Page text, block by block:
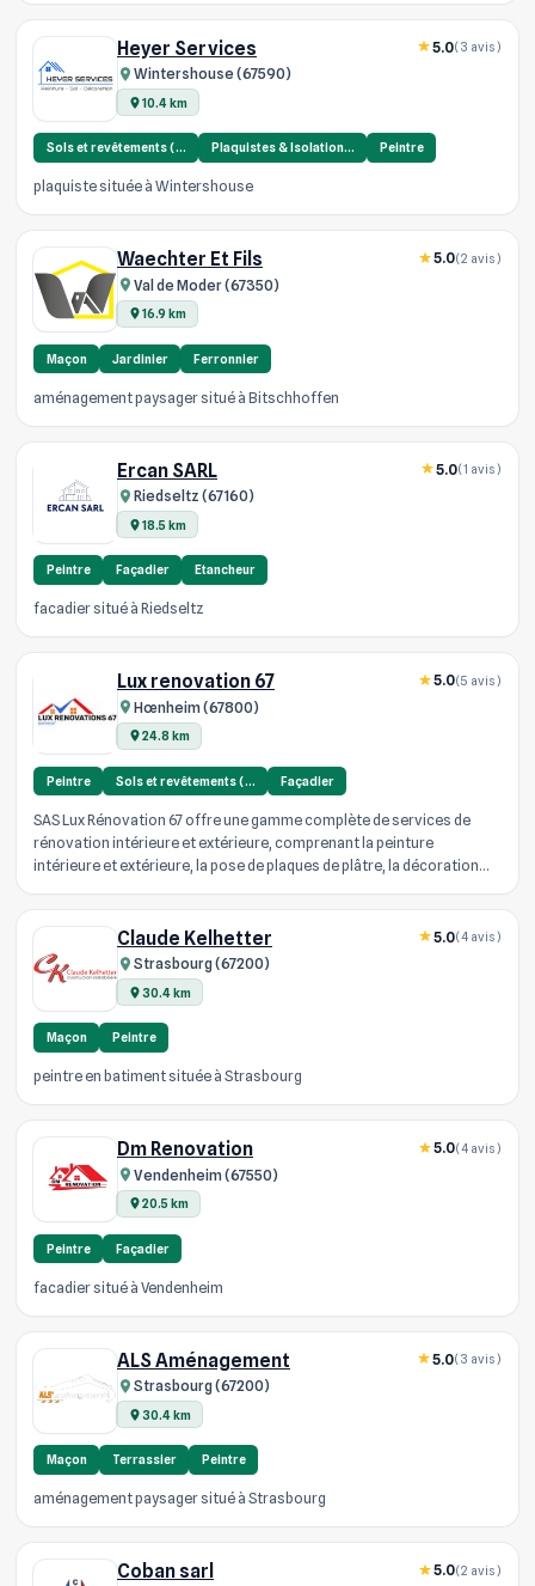
Heyer Services
Wintershouse (67590)
10.4 km
5.0(3 avis)
Sols et revêtements (… Plaquistes & Isolation… Peintre
plaquiste située à Wintershouse
Waechter Et Fils
Val de Moder (67350)
16.9 km
5.0(2 avis)
Maçon Jardinier Ferronnier
aménagement paysager situé à Bitschhoffen
Ercan SARL
Riedseltz (67160)
18.5 km
5.0(1 avis)
Peintre Façadier Etancheur
facadier situé à Riedseltz
Lux renovation 67
Hœnheim (67800)
24.8 km
5.0(5 avis)
Peintre Sols et revêtements (… Façadier
SAS Lux Rénovation 67 offre une gamme complète de services de
rénovation intérieure et extérieure, comprenant la peinture
intérieure et extérieure, la pose de plaques de plâtre, la décoration
Claude Kelhetter
Strasbourg (67200)
30.4 km
5.0(4 avis)
Maçon Peintre
peintre en batiment située à Strasbourg
Dm Renovation
Vendenheim (67550)
20.5 km
5.0(4 avis)
Peintre Façadier
facadier situé à Vendenheim
ALS Aménagement
Strasbourg (67200)
30.4 km
5.0(3 avis)
Maçon Terrassier Peintre
aménagement paysager situé à Strasbourg
Coban sarl 5.0(2 avis)